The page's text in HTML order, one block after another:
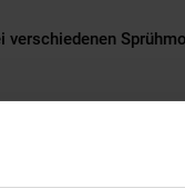
verschiedenen
Rückfluss
in alle Richtungen